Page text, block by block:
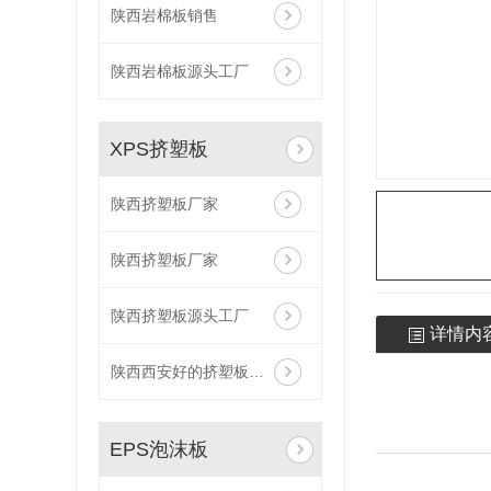
陕西岩棉板厂家
保温岩棉板
陕西保温材料生产厂家岩棉板厂家批发
陕西岩棉板销售
陕西岩棉板源头工厂
XPS挤塑板
陕西挤塑板厂家
陕西挤塑板厂家
陕西挤塑板源头工厂
陕西西安好的挤塑板厂家
EPS泡沫板
详情内